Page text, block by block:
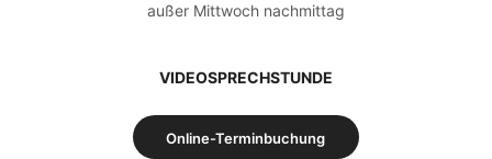
außer Mittwoch nachmittag
VIDEOSPRECHSTUNDE
Online-Terminbuchung